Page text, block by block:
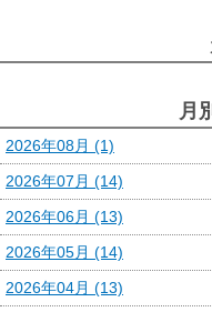
月
2026年08月 (1)
2026年07月 (14)
2026年06月 (13)
2026年05月 (14)
2026年04月 (13)